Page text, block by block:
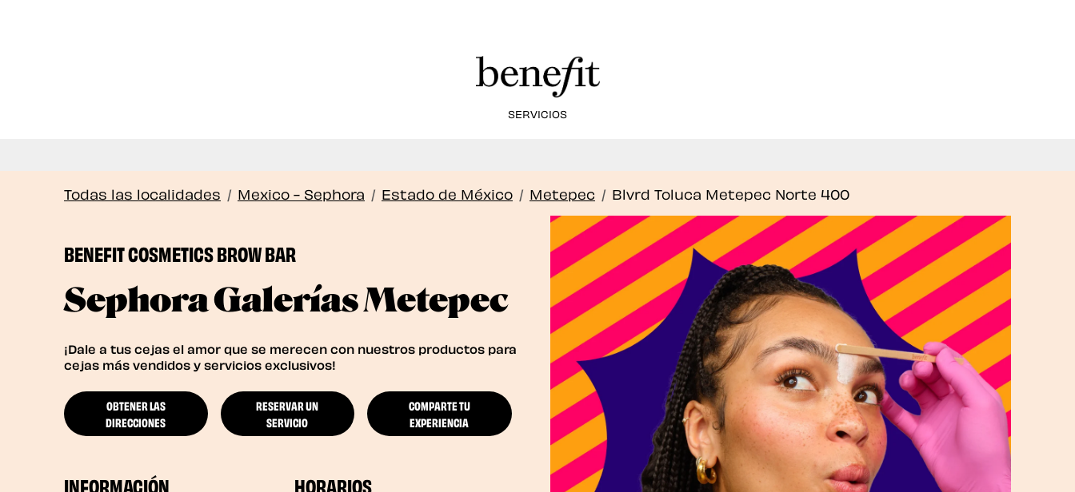
SERVICIOS
Todas las localidades / Mexico - Sephora / Estado de México / Metepec / Blvrd Toluca Metepec Norte 400
BENEFIT COSMETICS BROW BAR
Sephora Galerías Metepec
¡Dale a tus cejas el amor que se merecen con nuestros productos para
cejas más vendidos y servicios exclusivos!
OBTENER LAS
DIRECCIONES
RESERVAR UN
SERVICIO
COMPARTE TU
EXPERIENCIA
INFORMACIÓN HORARIOS